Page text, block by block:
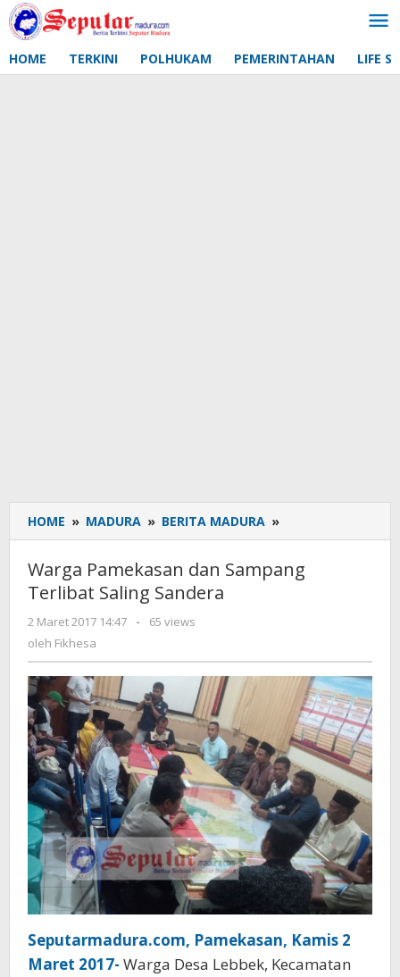
Lewati
ke
HOME TERKINI POLHUKAM PEMERINTAHAN LIFE
HOME » MADURA » BERITA MADURA »
Pamekasan
Sampang
Warga Pamekasan dan Sampang
Terlibat Saling Sandera
2 Maret 2017 14:47
oleh
-
65 views
oleh Fikhesa
Seputarmadura.com, Pamekasan, Kamis 2
Maret 2017- Warga Desa Lebbek, Kecamatan